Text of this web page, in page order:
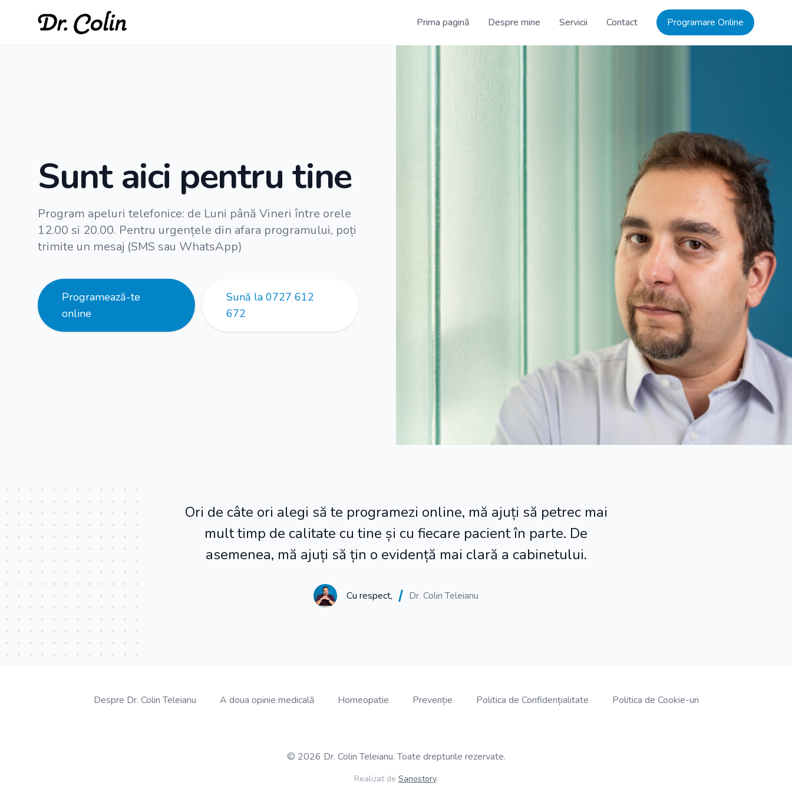
Dr. Colin Teleianu Prima pagină Despre mine Servicii Contact Programare Online
Sunt aici pentru tine
Program apeluri telefonice: de Luni până Vineri între orele
12.00 si 20.00. Pentru urgențele din afara programului, poți
trimite un mesaj (SMS sau WhatsApp)
Programează-te
online
Sună la 0727 612
672
Ori de câte ori alegi să te programezi online, mă ajuți să petrec mai
mult timp de calitate cu tine și cu fiecare pacient în parte. De
asemenea, mă ajuți să țin o evidență mai clară a cabinetului.
Cu respect, Dr. Colin Teleianu
Despre Dr. Colin Teleianu A doua opinie medicală Homeopatie Prevenție Politica de Confidențialitate Politica de Cookie-uri
© 2026 Dr. Colin Teleianu. Toate drepturile rezervate.
Realizat de Sanostory.